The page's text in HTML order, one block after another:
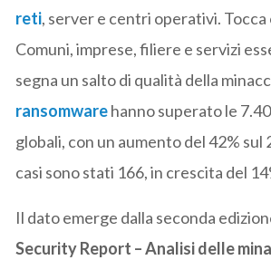
reti, server e centri operativi. Tocca
Comuni, imprese, filiere e servizi
segna un salto di qualità della
ransomwarehanno superato le
globali, con un aumento del 42% sul
casi sono stati 166, in crescita del
Il dato emerge dalla seconda
Security Report – Analisi delle